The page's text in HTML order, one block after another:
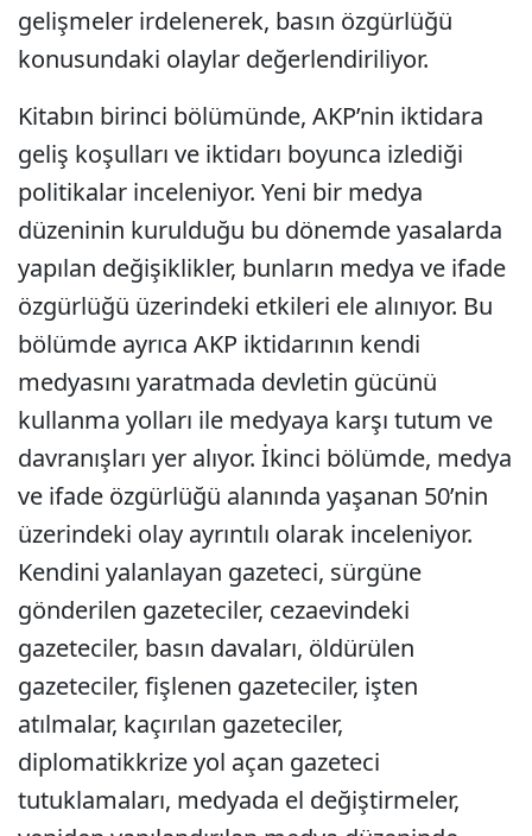
gelişmeler irdelenerek, basın özgürlüğü
konusundaki olaylar değerlendiriliyor.
Kitabın birinci bölümünde, AKP’nin iktidara
geliş koşulları ve iktidarı boyunca izlediği
politikalar inceleniyor. Yeni bir medya
düzeninin kurulduğu bu dönemde yasalarda
yapılan değişiklikler, bunların medya ve ifade
özgürlüğü üzerindeki etkileri ele alınıyor. Bu
bölümde ayrıca AKP iktidarının kendi
medyasını yaratmada devletin gücünü
kullanma yolları ile medyaya karşı tutum ve
davranışları yer alıyor. İkinci bölümde, medya
ve ifade özgürlüğü alanında yaşanan 50’nin
üzerindeki olay ayrıntılı olarak inceleniyor.
Kendini yalanlayan gazeteci, sürgüne
gönderilen gazeteciler, cezaevindeki
gazeteciler, basın davaları, öldürülen
gazeteciler, fişlenen gazeteciler, işten
atılmalar, kaçırılan gazeteciler,
diplomatikkrize yol açan gazeteci
tutuklamaları, medyada el değiştirmeler,